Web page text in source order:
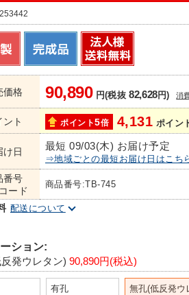
価格 90,890円(税抜82,628円) 消
ント ポイント5倍 4,131 ポイン
け日 最短 09/03(木) お届け予定
⇒地域ごとの最短お届け日はこち
番号
ード
商品番号:TB-745
配送について
ション:
発ウレタン) 90,890円(税込)
有孔
無孔(低反発ウ